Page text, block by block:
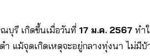
บุรี เกิดขึ้นเมื่อวันที่ 17 ม.ค. 2567 ทำ
ำ แม้จุดเกิดเหตุจะอยู่กลางทุ่งนา ไม่มี